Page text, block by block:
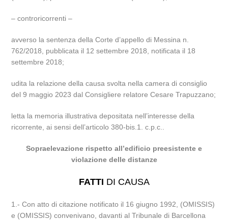
– controricorrenti –
avverso la sentenza della Corte d’appello di Messina n.
762/2018, pubblicata il 12 settembre 2018, notificata il 18
settembre 2018;
udita la relazione della causa svolta nella camera di consiglio
del 9 maggio 2023 dal Consigliere relatore Cesare Trapuzzano;
letta la memoria illustrativa depositata nell’interesse della
ricorrente, ai sensi dell’articolo 380-bis.1. c.p.c..
Sopraelevazione rispetto all’edificio preesistente e
violazione delle distanze
FATTI DI CAUSA
1.- Con atto di citazione notificato il 16 giugno 1992, (OMISSIS)
e (OMISSIS) convenivano, davanti al Tribunale di Barcellona